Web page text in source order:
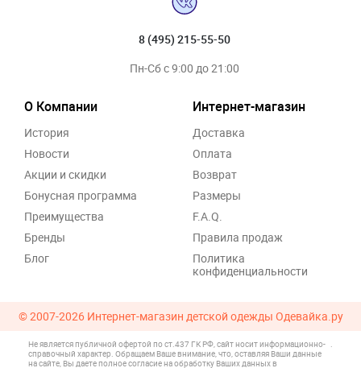
8 (495) 215-55-50
Пн-Сб с 9:00 до 21:00
О Компании
История
Новости
Акции и скидки
Бонусная программа
Преимущества
Бренды
Блог
Интернет-магазин
Доставка
Оплата
Возврат
Размеры
F.A.Q.
Правила продаж
Политика
конфиденциальности
© 2007-2026 Интернет-магазин детской одежды Одевайка.ру
Не является публичной офертой по ст.437 ГК РФ, сайт носит информационно-
справочный характер. Обращаем Ваше внимание, что, оставляя Ваши данные
на сайте, Вы даете полное согласие на обработку Ваших данных в
.